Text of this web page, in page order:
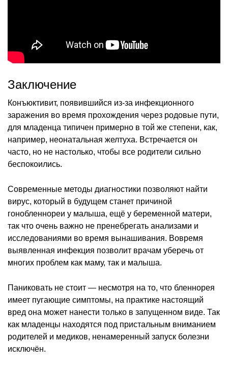
Заключение
Конъюктивит, появившийся из-за инфекционного
заражения во время прохождения через родовые пути,
для младенца типичен примерно в той же степени, как,
например, неонатальная желтуха. Встречается он
часто, но не настолько, чтобы все родители сильно
беспокоились.
Современные методы диагностики позволяют найти
вирус, который в будущем станет причиной
гонобленнореи у малыша, ещё у беременной матери,
так что очень важно не пренебрегать анализами и
исследованиями во время вынашивания. Вовремя
выявленная инфекция позволит врачам уберечь от
многих проблем как маму, так и малыша.
Паниковать не стоит — несмотря на то, что бленнорея
имеет пугающие симптомы, на практике настоящий
вред она может нанести только в запущенном виде. Так
как младенцы находятся под пристальным вниманием
родителей и медиков, ненамеренный запуск болезни
исключён.